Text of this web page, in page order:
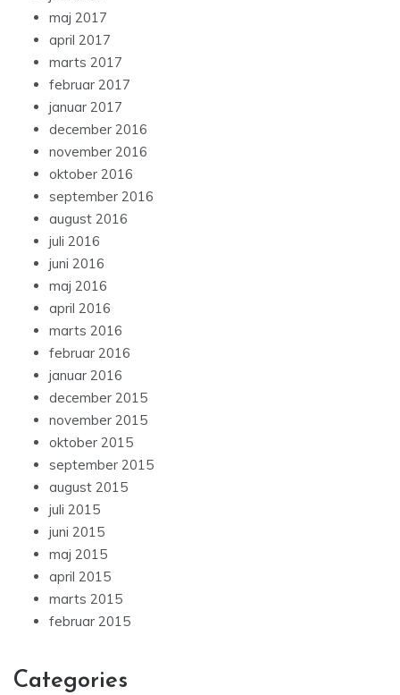
maj 2017
april 2017
marts 2017
februar 2017
januar 2017
december 2016
november 2016
oktober 2016
september 2016
august 2016
juli 2016
juni 2016
maj 2016
april 2016
marts 2016
februar 2016
januar 2016
december 2015
november 2015
oktober 2015
september 2015
august 2015
juli 2015
juni 2015
maj 2015
april 2015
marts 2015
februar 2015
Categories